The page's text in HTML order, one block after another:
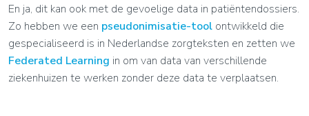
En ja, dit kan ook met de gevoelige data in patiëntendossiers.
Zo hebben we een pseudonimisatie-tool ontwikkeld die
gespecialiseerd is in Nederlandse zorgteksten en zetten we
Federated Learning in om van data van verschillende
ziekenhuizen te werken zonder deze data te verplaatsen.